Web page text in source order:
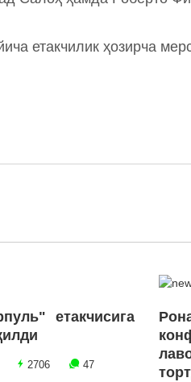
етакчилик ҳозирча
етакчисига
2706 47